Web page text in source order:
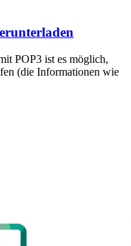
POP3 ist es möglich,
(die Informationen wie